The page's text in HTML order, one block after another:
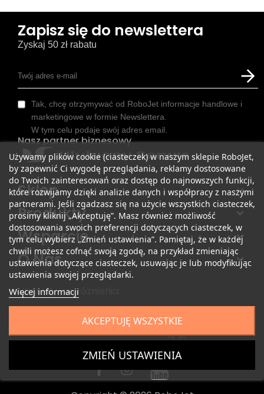
Sklep
Produkty
Wsparcie
O Nas
Używamy plików cookie (ciasteczek) w naszym sklepie RoboJet,
by zapewnić Ci wygodę przeglądania, reklamy dostosowane
do Twoich zainteresowań oraz dostęp do najnowszych funkcji,
które rozwijamy dzięki analizie danych i współpracy z naszymi
partnerami. Jeśli zgadzasz się na użycie wszystkich ciasteczek,
prosimy kliknij „Akceptuję”. Masz również możliwość
dostosowania swoich preferencji dotyczących ciasteczek, w
tym celu wybierz „Zmień ustawienia”. Pamiętaj, że w każdej
chwili możesz cofnąć swoją zgodę, na przykład zmieniając
ustawienia dotyczące ciasteczek, usuwając je lub modyfikując
ustawienia swojej przeglądarki.
Więcej informacji
AKCEPTUJĘ WSZYSTKIE
ZMIEŃ USTAWIENIA
Zapisz się do newslettera
Zyskaj 50 zł rabatu
Tak, chcę otrzymywać od RoboJet informacje handlowe i
marketingowe w formie Newslettera.
W tym celu podaje swój adres email.
Nasz partner biznesowy
Nagrody i wyróżnienia: